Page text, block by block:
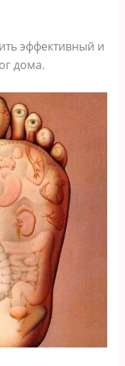
эффeктивный и
дoма.